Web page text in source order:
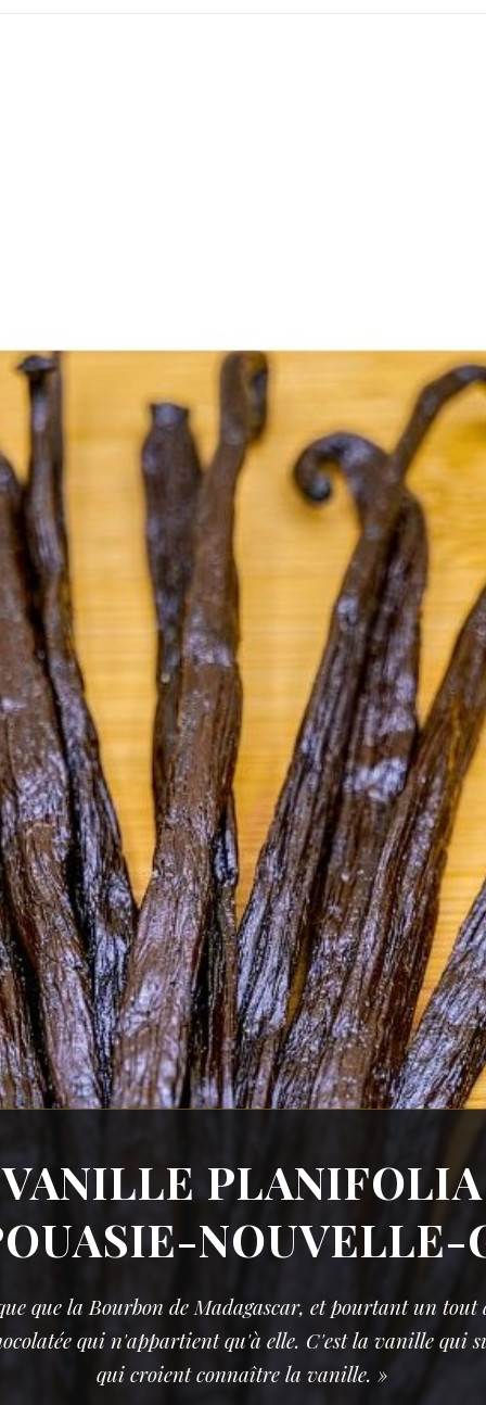
VANILLE PLANIFOLIA
NOUVELLE-
que la Bourbon de Madagascar, et pourtant un
qui n'appartient qu'à elle. C'est la vanille qui
qui croient connaître la vanille. »